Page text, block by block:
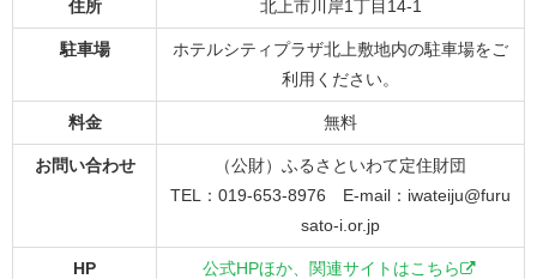
住所 北上市川岸1丁目14-1
駐車場
ホテルシティプラザ北上敷地内の駐車場をご
利用ください。
料金 無料
お問い合わせ
（公財）ふるさといわて定住財団
TEL：019-653-8976 E-mail：iwateiju@furu
sato-i.or.jp
HP 公式HPほか、関連サイトはこちら